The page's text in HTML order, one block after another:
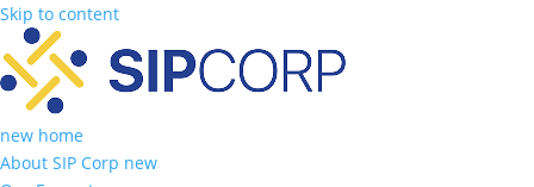
Skip to content
new home
About SIP Corp new